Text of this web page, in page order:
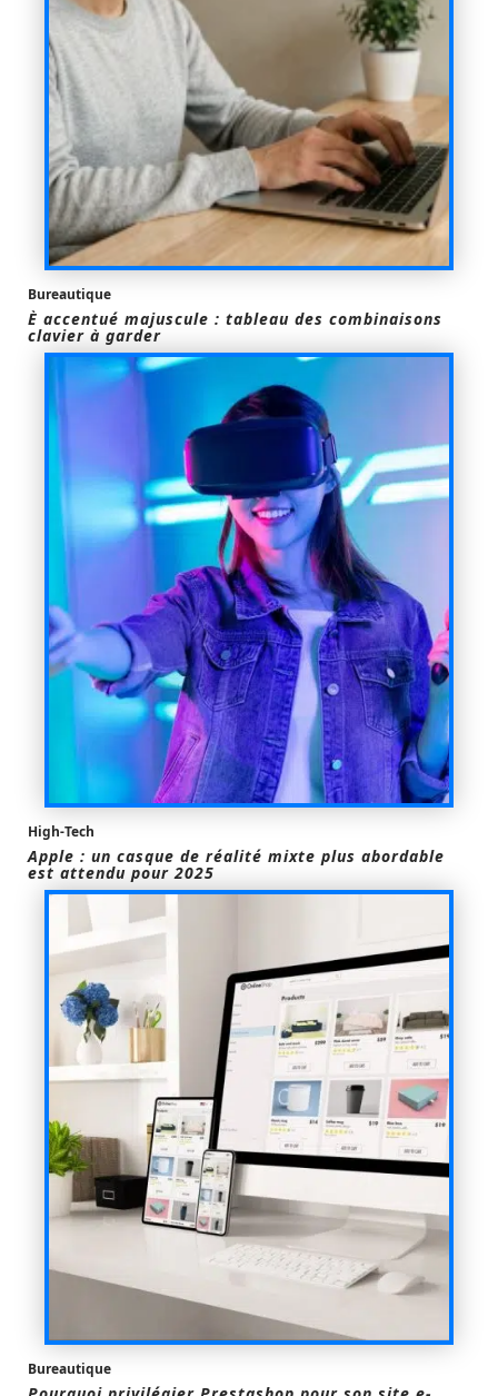
Bureautique
È accentué majuscule : tableau des combinaisons
clavier à garder
High-Tech
Apple : un casque de réalité mixte plus abordable
est attendu pour 2025
Bureautique